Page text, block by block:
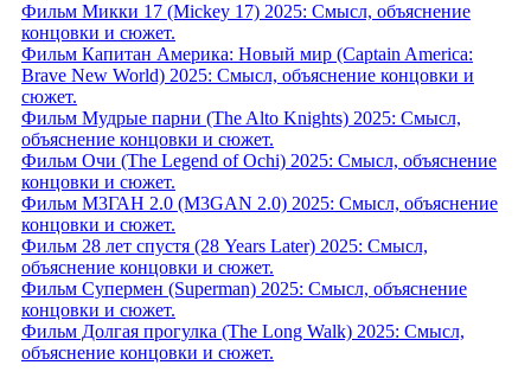
Фильм Микки 17 (Mickey 17) 2025: Смысл, объяснение
концовки и сюжет.
Фильм Капитан Америка: Новый мир (Captain America:
Brave New World) 2025: Смысл, объяснение концовки и
сюжет.
Фильм Мудрые парни (The Alto Knights) 2025: Смысл,
объяснение концовки и сюжет.
Фильм Очи (The Legend of Ochi) 2025: Смысл, объяснение
концовки и сюжет.
Фильм М3ГАН 2.0 (M3GAN 2.0) 2025: Смысл, объяснение
концовки и сюжет.
Фильм 28 лет спустя (28 Years Later) 2025: Смысл,
объяснение концовки и сюжет.
Фильм Супермен (Superman) 2025: Смысл, объяснение
концовки и сюжет.
Фильм Долгая прогулка (The Long Walk) 2025: Смысл,
объяснение концовки и сюжет.